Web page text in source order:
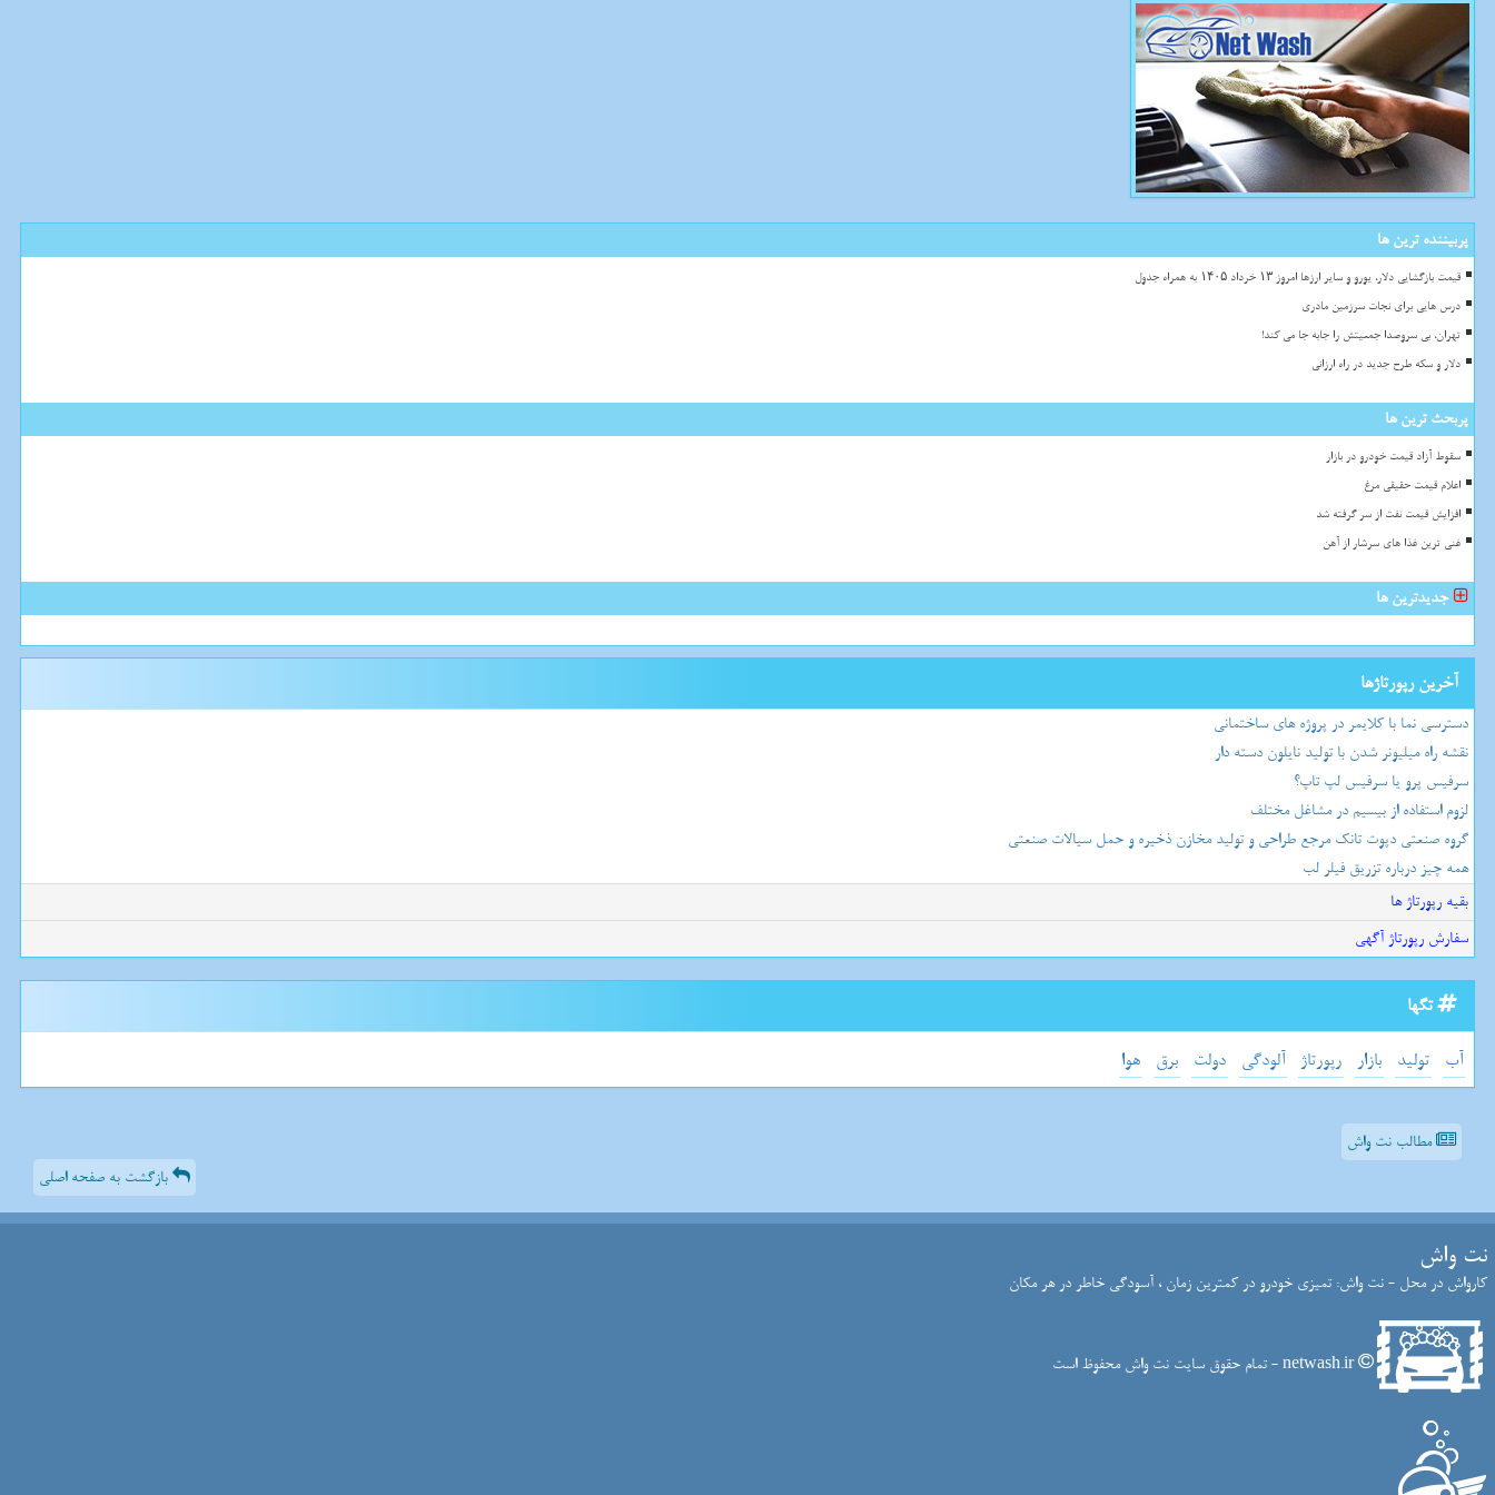
پربیننده ترین ها
قیمت بازگشایی دلار، یورو و سایر ارزها امروز ۱۳ خرداد ۱۴۰۵ به همراه جدول
درس هایی برای نجات سرزمین مادری
تهران، بی سروصدا جمعیتش را جابه جا می کند!
دلار و سکه طرح جدید در راه ارزانی
پربحث ترین ها
سقوط آزاد قیمت خودرو در بازار
اعلام قیمت حقیقی مرغ
افزایش قیمت نفت از سر گرفته شد
غنی ترین غذا های سرشار از آهن
جدیدترین ها
آخرین رپورتاژها
دسترسی نما با کلایمر در پروژه های ساختمانی
نقشه راه میلیونر شدن با تولید نایلون دسته دار
سرفیس پرو یا سرفیس لپ تاپ؟
لزوم استفاده از بیسیم در مشاغل مختلف
گروه صنعتی دپوت تانک مرجع طراحی و تولید مخازن ذخیره و حمل سیالات صنعتی
همه چیز درباره تزریق فیلر لب
بقیه رپورتاژ ها
سفارش رپورتاژ آگهی
تگها
آب تولید بازار رپورتاژ آلودگی دولت برق هوا
مطالب نت واش
بازگشت به صفحه اصلی
نت واش
کارواش در محل - نت واش: تمیزی خودرو در کمترین زمان ، آسودگی خاطر در هر مکان
netwash.ir - تمام حقوق سایت نت واش محفوظ است